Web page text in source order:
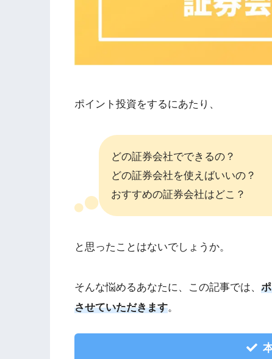
ポイント投資をするにあたり、
どの証券会社でできるの？
どの証券会社を使えばいいの？
おすすめの証券会社はどこ？
と思ったことはないでしょうか。
そんな悩めるあなたに、この記事では、
させていただきます。